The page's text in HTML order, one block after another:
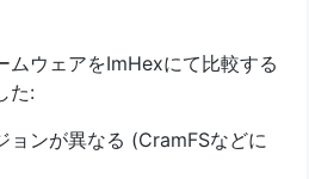
ムウェアをImHexにて比較する
た:
ョンが異なる (CramFSなどに